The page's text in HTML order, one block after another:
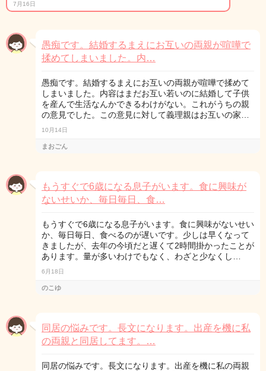
7月16日
愚痴です。結婚するまえにお互いの両親が喧嘩で
揉めてしまいました。内…
愚痴です。結婚するまえにお互いの両親が喧嘩で揉めて
しまいました。内容はまだお互い若いのに結婚して子供
を産んで生活なんかできるわけがない。これがうちの親
の意見でした。この意見に対して義理親はお互いの家…
10月14日
まおごん
もうすぐで6歳になる息子がいます。食に興味が
ないせいか、毎日毎日、食…
もうすぐで6歳になる息子がいます。食に興味がないせい
か、毎日毎日、食べるのが遅いです。少しは早くなって
きましたが、去年の今頃だと遅くて2時間掛かったことが
あります。量が多いわけでもなく、わざと少なくし…
6月18日
のこゆ
同居の悩みです。長文になります。出産を機に私
の両親と同居してます。…
同居の悩みです。長文になります。出産を機に私の両親